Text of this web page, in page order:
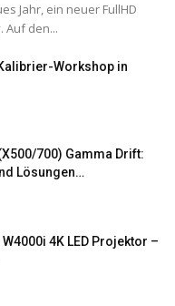
Jahr, ein neuer FullHD
Auf den...
Workshop in
700) Gamma Drift:
Lösungen…
4K LED Projektor –